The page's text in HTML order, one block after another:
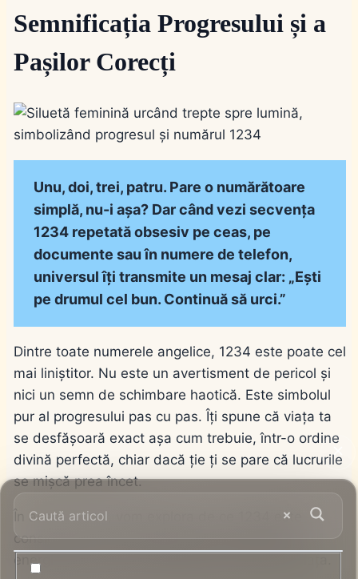
Semnificația Progresului și a
Pașilor Corecți
Unu, doi, trei, patru. Pare o numărătoare
simplă, nu-i așa? Dar când vezi secvența
1234 repetată obsesiv pe ceas, pe
documente sau în numere de telefon,
universul îți transmite un mesaj clar: „Ești
pe drumul cel bun. Continuă să urci.”
Dintre toate numerele angelice, 1234 este poate cel
mai liniștitor. Nu este un avertisment de pericol și
nici un semn de schimbare haotică. Este simbolul
pur al progresului pas cu pas. Îți spune că viața ta
se desfășoară exact așa cum trebuie, într-o ordine
divină perfectă, chiar dacă ție ți se pare că lucrurile
se mișcă prea încet.
În acest articol, vom explora de ce 1234 este
considerat „Scara Îngerilor” și cum poți folosi
energia sa pentru a-ți simplifica și structura viața.